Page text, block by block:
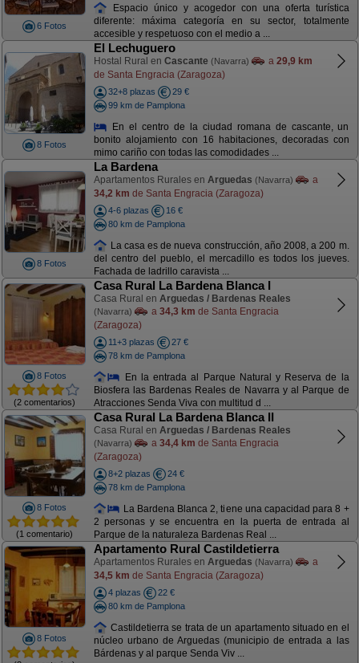
6 Fotos
Espacio único y acogedor con una oferta turística
diferente: máxima categoría en su sector, totalmente
accesible y respetuoso con el medio a ...
8 Fotos
El Lechuguero
Hostal Rural en Cascante (Navarra) a 29,9 km
de Santa Engracia (Zaragoza)
32+8 plazas
29 €
99 km de Pamplona
En el centro de la ciudad romana de cascante, un
bonito alojamiento con 16 habitaciones, decoradas con
mimo cariño con todas las comodidades ...
8 Fotos
La Bardena
Apartamentos Rurales en Arguedas (Navarra)
a
34,2 km de Santa Engracia (Zaragoza)
4-6 plazas
16 €
80 km de Pamplona
La casa es de nueva construcción, año 2008, a 200 m.
del centro del pueblo, el mercadillo es todos los jueves.
Fachada de ladrillo caravista ...
8 Fotos
(2 comentarios)
Casa Rural La Bardena Blanca I
Casa Rural en Arguedas / Bardenas Reales
(Navarra) a 34,3 km de Santa Engracia
(Zaragoza)
11+3 plazas
27 €
78 km de Pamplona
En la entrada al Parque Natural y Reserva de la
Biosfera las Bardenas Reales de Navarra y al Parque de
Atracciones Senda Viva con multitud d ...
8 Fotos
(1 comentario)
Casa Rural La Bardena Blanca II
Casa Rural en Arguedas / Bardenas Reales
(Navarra) a 34,4 km de Santa Engracia
(Zaragoza)
8+2 plazas
24 €
78 km de Pamplona
La Bardena Blanca 2, tiene una capacidad para 8 +
2 personas y se encuentra en la puerta de entrada al
Parque de la naturaleza Bardenas Real ...
8 Fotos
Apartamento Rural Castildetierra
Apartamentos Rurales en Arguedas (Navarra)
a
34,5 km de Santa Engracia (Zaragoza)
4 plazas
22 €
80 km de Pamplona
Castildetierra se trata de un apartamento situado en el
núcleo urbano de Arguedas (municipio de entrada a las
Bárdenas y al parque Senda Viv ...